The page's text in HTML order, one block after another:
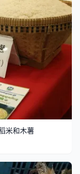
米和木薯